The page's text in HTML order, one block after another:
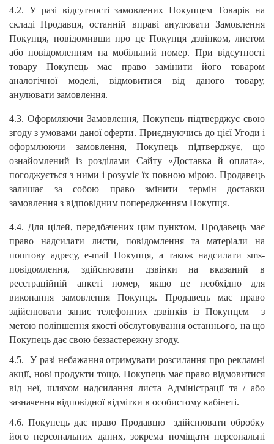
4.2. У разі відсутності замовлених Покупцем Товарів на
складі Продавця, останній вправі анулювати Замовлення
Покупця, повідомивши про це Покупця дзвінком, листом
або повідомленням на мобільний номер. При відсутності
товару Покупець має право замінити його товаром
аналогічної моделі, відмовитися від даного товару,
анулювати замовлення.
4.3. Оформляючи Замовлення, Покупець підтверджує свою
згоду з умовами даної оферти. Приєднуючись до цієї Угоди і
оформлюючи замовлення, Покупець підтверджує, що
ознайомлений із розділами Сайту «Доставка й оплата»,
погоджується з ними і розуміє їх повною мірою. Продавець
залишає за собою право змінити термін доставки
замовлення з відповідним попередженням Покупця.
4.4. Для цілей, передбачених цим пунктом, Продавець має
право надсилати листи, повідомлення та матеріали на
поштову адресу, e-mail Покупця, а також надсилати sms-
повідомлення, здійснювати дзвінки на вказаний в
реєстраційній анкеті номер, якщо це необхідно для
виконання замовлення Покупця. Продавець має право
здійснювати запис телефонних дзвінків із Покупцем з
метою поліпшення якості обслуговування останнього, на що
Покупець дає свою беззастережну згоду.
4.5. У разі небажання отримувати розсилання про рекламні
акції, нові продукти тощо, Покупець має право відмовитися
від неї, шляхом надсилання листа Адміністрації та / або
зазначення відповідної відмітки в особистому кабінеті.
4.6. Покупець дає право Продавцю здійснювати обробку
його персональних даних, зокрема поміщати персональні